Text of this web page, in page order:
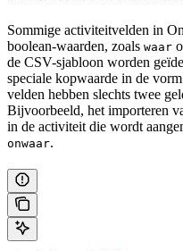
Sommige activiteitvelden in
boolean-waarden, zoals waar
de CSV-sjabloon worden
speciale kopwaarde in de vorm
velden hebben slechts twee
Bijvoorbeeld, het importeren
in de activiteit die wordt
onwaar.